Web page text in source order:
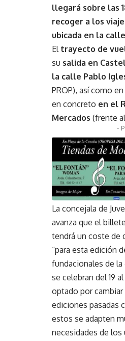
llegará sobre las
recoger a los
ubicada en la
El trayecto de
su salida en
la calle Pablo
PROP), así como
en concreto en el
Mercados (frente
-
La concejala de
avanza que el
tendrá un coste de
“para esta edición
fundacionales de
se celebran del 19
optado por
ediciones pasadas
estos se adapten
necesidades de los